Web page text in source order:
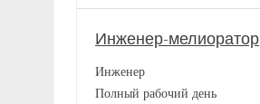
Инженер-мелиоратор
Инженер
Полный рабочий день